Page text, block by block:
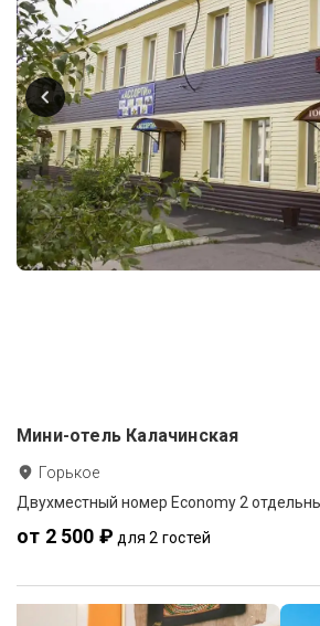
Мини-отель Калачинская
Горькое
Двухместный номер Economy 2
от 2 500 ₽ для 2 гостей